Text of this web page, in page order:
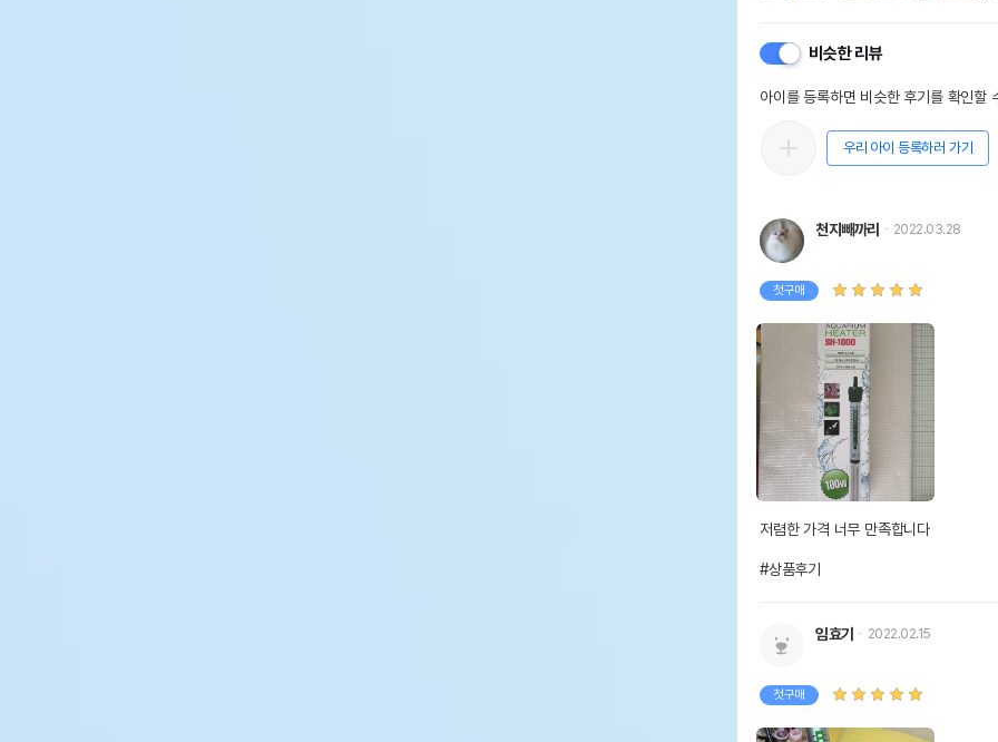
비슷한 리뷰
아이를 등록하면 비슷한 후기를 확인할
우리 아이 등록하러 가기
천지빼까리 2022.03.28
첫구매
저렴한 가격 너무 만족합니다
#상품후기
임효기 2022.02.15
첫구매